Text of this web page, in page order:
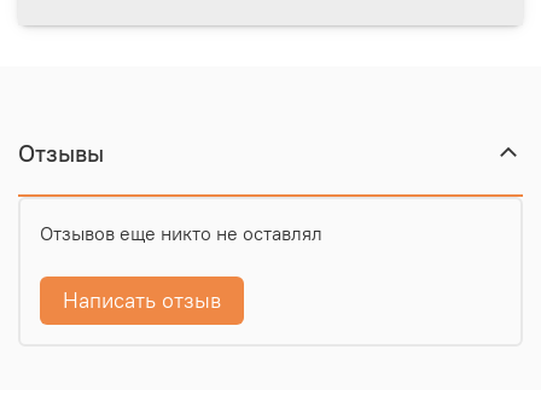
Отзывы
Отзывов еще никто не оставлял
Написать отзыв